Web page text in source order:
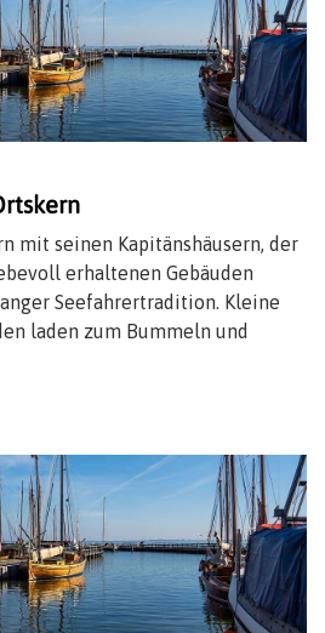
mit seinen Kapitänshäusern, der
erhaltenen Gebäuden
Seefahrertradition. Kleine
laden zum Bummeln und